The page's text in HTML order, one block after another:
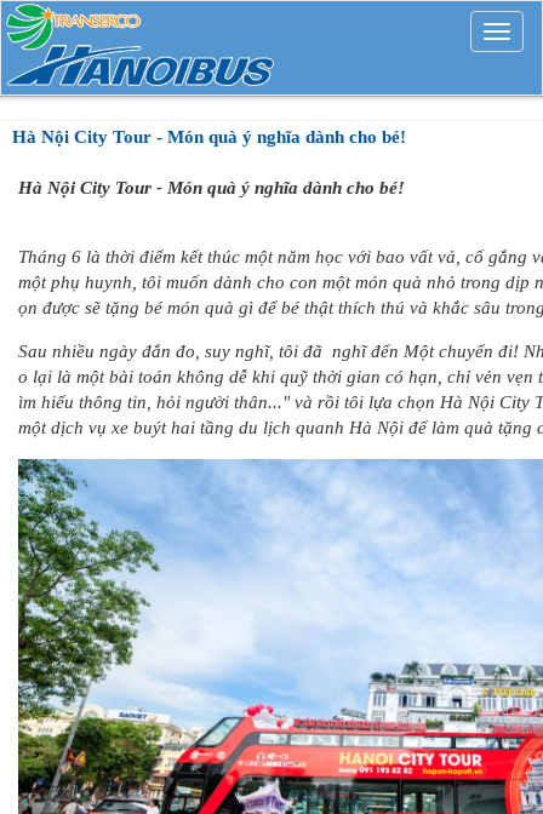
Mở
rộng
Hà Nội City Tour - Món quà ý nghĩa dành cho bé!
Hà Nội City Tour - Món quà ý nghĩa dành cho bé!
Tháng 6 là thời điểm kết thúc một năm học với bao vất vả, cố gắng
một phụ huynh, tôi muốn dành cho con một món quà nhỏ trong dịp
ọn được sẽ tặng bé món quà gì để bé thật thích thú và khắc sâu
Sau nhiều ngày đắn đo, suy nghĩ, tôi đã nghĩ đến Một chuyến đi!
o lại là một bài toán không dễ khi quỹ thời gian có hạn, chỉ vẻn vẹn
ìm hiểu thông tin, hỏi người thân..." và rồi tôi lựa chọn Hà Nội City
một dịch vụ xe buýt hai tầng du lịch quanh Hà Nội để làm quà tặng